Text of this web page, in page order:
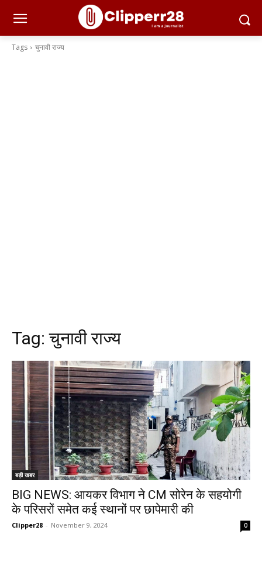
Tags चुनावी राज्य
Tag:चुनावी राज्य
बड़ी खबर
BIG NEWS: आयकर विभाग ने CM सोरेन के सहयोगी
के परिसरों समेत कई स्थानों पर छापेमारी की
Clipper28 - November 9, 2024 0